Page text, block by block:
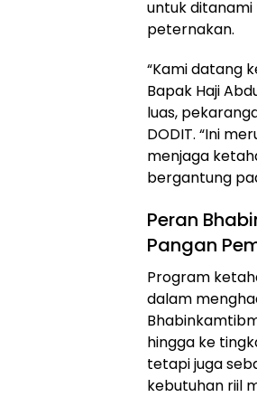
untuk
peternakan.
“Kami datang
Bapak Haji
luas,
DODIT. “Ini
menjaga
bergantung
Peran
Pangan
Program
dalam
hingga ke
tetapi juga
kebutuhan riil